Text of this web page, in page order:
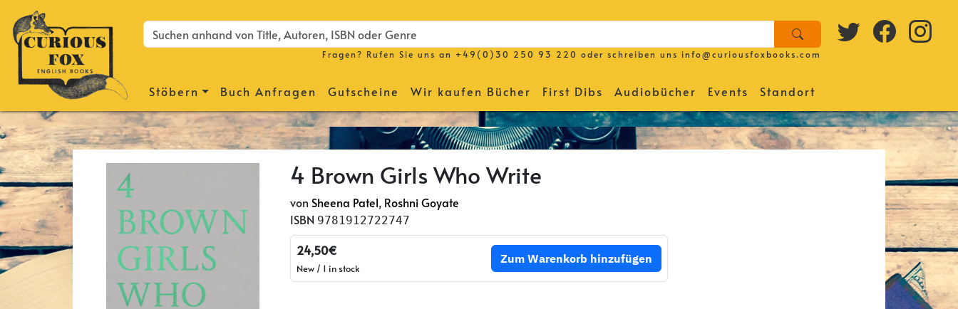
Fragen? Rufen Sie uns an +49(0)30 250 93 220 oder schreiben uns info@curiousfoxbooks.com
Stöbern Buch Anfragen Gutscheine Wir kaufen Bücher First Dibs Audiobücher Events Standort
4 Brown Girls Who Write
von Sheena Patel, Roshni Goyate
ISBN 9781912722747
24,50€
New / 1 in stock
Zum Warenkorb hinzufügen